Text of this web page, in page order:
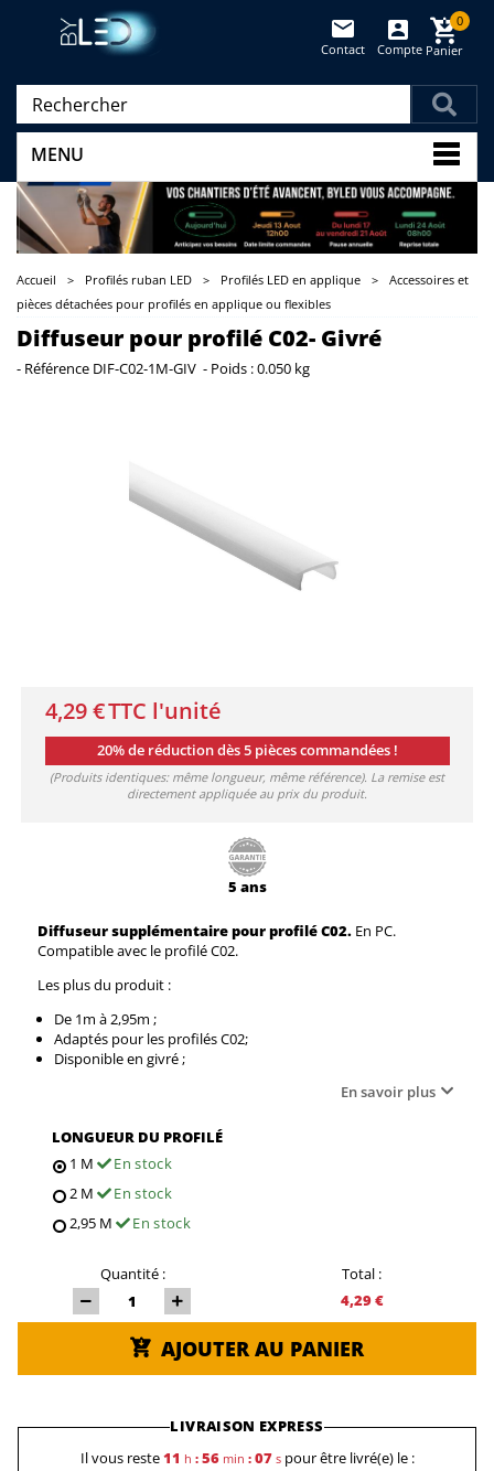
Panier
0
Compte
Contact
MENU
Accueil > Profilés ruban LED > Profilés LED en applique >
Accessoires et
pièces détachées pour profilés en applique ou flexibles
Diffuseur pour profilé C02- Givré
- Référence DIF-C02-1M-GIV - Poids :0.050 kg
4,29 €TTC l'unité
20% de réduction dès 5 pièces commandées !
(Produits identiques: même longueur, même référence). La remise est
directement appliquée au prix du produit.
5 ans
Diffuseur supplémentaire pour profilé C02. En PC.
Compatible avec le profilé C02.
Les plus du produit :
De 1m à 2,95m ;
Adaptés pour les profilés C02;
Disponible en givré ;
En savoir plus
LONGUEUR DU PROFILÉ
1 M
En stock
2 M
En stock
2,95 M
En stock
Quantité :
Total :
4,29 €
AJOUTER AU PANIER
LIVRAISON EXPRESS
Il vous reste11 h : 56min : 07s pour être livré(e) le :